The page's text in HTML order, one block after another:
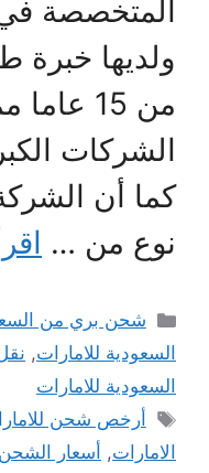
المتخصصة
ولديها خبرة
من 15
الشركات
كما أن
نوع من …
التصنيفات
شحن بري من
السعودية للامارات,
السعودية للامارات
الوسوم
أرخص شحن
الامارات, أسعار